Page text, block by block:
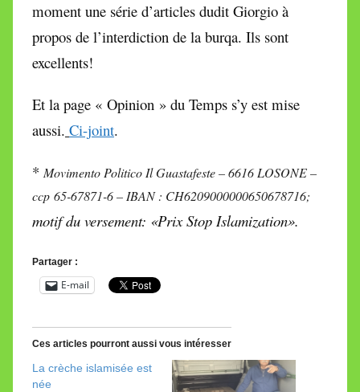
moment une série d’articles dudit Giorgio à
propos de l’interdiction de la burqa. Ils sont
excellents!
Et la page « Opinion » du Temps s’y est mise
aussi. Ci-joint.
* Movimento Politico Il Guastafeste – 6616 LOSONE –
ccp 65-67871-6 – IBAN : CH6209000000650678716;
motif du versement: «Prix Stop Islamization».
Partager :
E-mail
Ces articles pourront aussi vous intéresser
La crèche islamisée est
née